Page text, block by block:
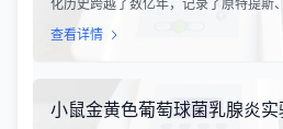
化历史跨越了数亿年，记录了原特提斯
板块俯冲、碰撞造山机制以及成矿作用
查看详情
小鼠金黄色葡萄球菌乳腺炎实